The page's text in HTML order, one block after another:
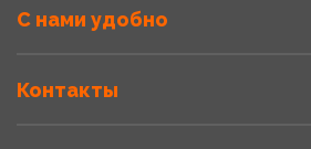
С нами удобно
Контакты